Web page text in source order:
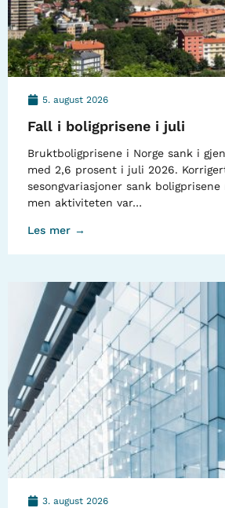
5. august 2026
Fall i boligprisene i juli
Bruktboligprisene i Norge sank i
med 2,6 prosent i juli 2026.
sesongvariasjoner sank boligprisene
men aktiviteten var…
Les mer →
3. august 2026